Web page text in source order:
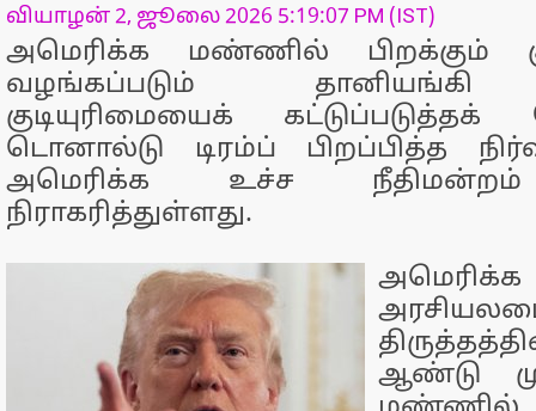
வியாழன் 2, ஜூலை 2026 5:19:07 PM (IST)
அமெரிக்க மண்ணில் பிறக்கும்
வழங்கப்படும் தானியங்கி
குடியுரிமையைக்
டொனால்டு டிரம்ப் பிறப்பித்த
அமெரிக்க உச்ச நீதிமன்றம்
நிராகரித்துள்ளது.
அமெரிக்க
ஆண்டு